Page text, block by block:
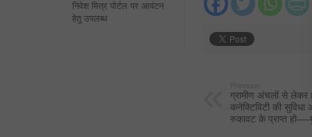
ग्रामीण अंचलों से लेकर
कनेक्टिविटी की सुविधा
रुकावट के प्राप्त
निवेश मित्र पोर्टल पर आवंटन
हेतु उपलब्ध